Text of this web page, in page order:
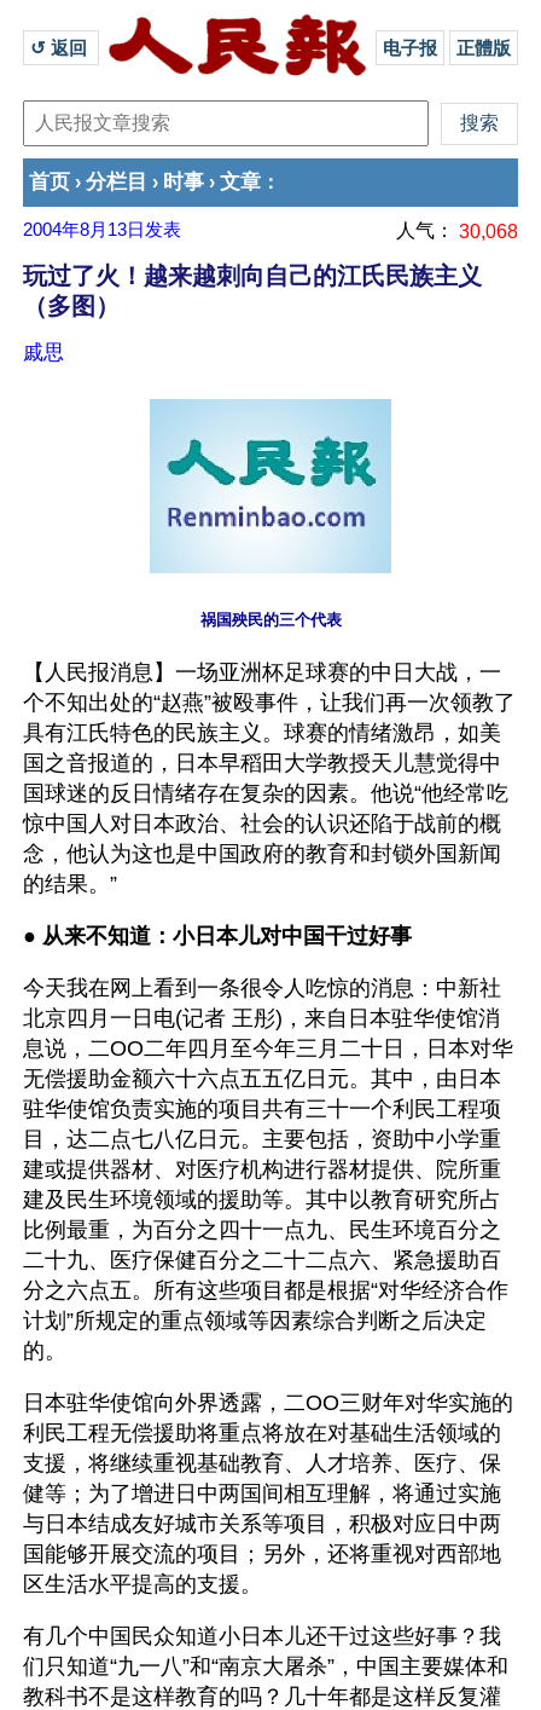
↺ 返回 电子报 正體版
首页 › 分栏目 › 时事 › 文章 ：
2004年8月13日 发表 人气： 30,068
玩过了火！越来越刺向自己的江氏民族主义
（多图）
戚思
祸国殃民的三个代表
【人民报消息】一场亚洲杯足球赛的中日大战，一
个不知出处的“赵燕”被殴事件，让我们再一次领教了
具有江氏特色的民族主义。球赛的情绪激昂，如美
国之音报道的，日本早稻田大学教授天儿慧觉得中
国球迷的反日情绪存在复杂的因素。他说“他经常吃
惊中国人对日本政治、社会的认识还陷于战前的概
念，他认为这也是中国政府的教育和封锁外国新闻
的结果。”
● 从来不知道：小日本儿对中国干过好事
今天我在网上看到一条很令人吃惊的消息：中新社
北京四月一日电(记者 王彤)，来自日本驻华使馆消
息说，二OO二年四月至今年三月二十日，日本对华
无偿援助金额六十六点五五亿日元。其中，由日本
驻华使馆负责实施的项目共有三十一个利民工程项
目，达二点七八亿日元。主要包括，资助中小学重
建或提供器材、对医疗机构进行器材提供、院所重
建及民生环境领域的援助等。其中以教育研究所占
比例最重，为百分之四十一点九、民生环境百分之
二十九、医疗保健百分之二十二点六、紧急援助百
分之六点五。所有这些项目都是根据“对华经济合作
计划”所规定的重点领域等因素综合判断之后决定
的。
日本驻华使馆向外界透露，二OO三财年对华实施的
利民工程无偿援助将重点将放在对基础生活领域的
支援，将继续重视基础教育、人才培养、医疗、保
健等；为了增进日中两国间相互理解，将通过实施
与日本结成友好城市关系等项目，积极对应日中两
国能够开展交流的项目；另外，还将重视对西部地
区生活水平提高的支援。
有几个中国民众知道小日本儿还干过这些好事？我
们只知道“九一八”和“南京大屠杀”，中国主要媒体和
教科书不是这样教育的吗？几十年都是这样反复灌